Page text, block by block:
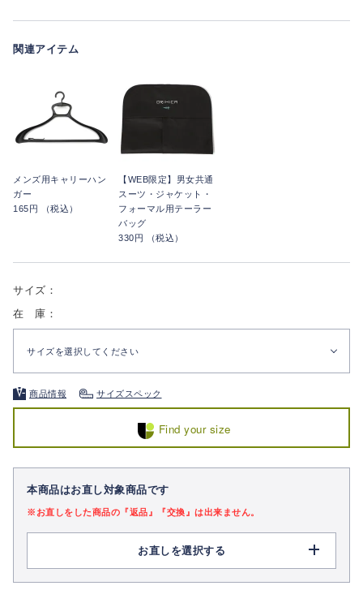
関連アイテム
メンズ用キャリーハン
ガー
165円 （税込）
【WEB限定】男女共通
スーツ・ジャケット・
フォーマル用テーラー
バッグ
330円 （税込）
サイズ：
在 庫：
サイズを選択してください
商品情報 サイズスペック
Find your size
本商品はお直し対象商品です
※お直しをした商品の『返品』『交換』は出来ません。
お直しを選択する